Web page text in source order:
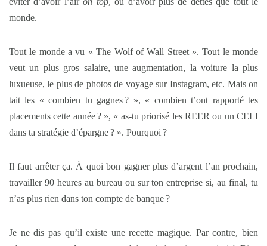
monde.
Tout le monde a vu « The Wolf of Wall Street ». Tout le monde
veut un plus gros salaire, une augmentation, la voiture la plus
luxueuse, le plus de photos de voyage sur Instagram, etc. Mais on
tait les « combien tu gagnes ? », « combien t’ont rapporté tes
placements cette année ? », « as-tu priorisé les REER ou un CELI
dans ta stratégie d’épargne ? ». Pourquoi ?
Il faut arrêter ça. À quoi bon gagner plus d’argent l’an prochain,
travailler 90 heures au bureau ou sur ton entreprise si, au final, tu
n’as plus rien dans ton compte de banque ?
Je ne dis pas qu’il existe une recette magique. Par contre, bien